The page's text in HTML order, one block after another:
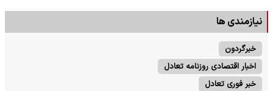
نیازمندی ها
خبرگردون
اخبار اقتصادی روزنامه تعادل
خبر فوری تعادل